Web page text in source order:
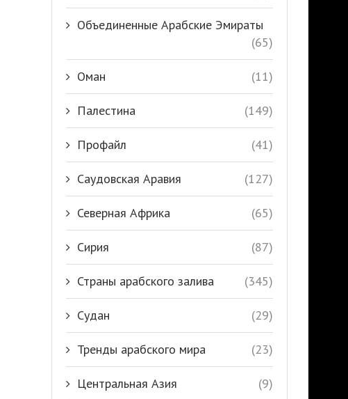
Объединенные Арабские Эмираты
(65)
Оман (11)
Палестина (149)
Профайл (41)
Саудовская Аравия (127)
Северная Африка (65)
Сирия (87)
Страны арабского залива (345)
Судан (29)
Тренды арабского мира (23)
Центральная Азия (9)